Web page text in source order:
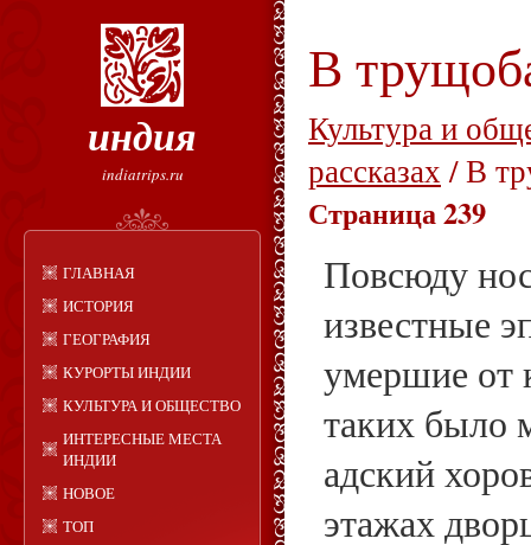
индия
indiatrips.ru
ГЛАВНАЯ
ИСТОРИЯ
ГЕОГРАФИЯ
КУРОРТЫ ИНДИИ
КУЛЬТУРА И ОБЩЕСТВО
ИНТЕРЕСНЫЕ МЕСТА
ИНДИИ
НОВОЕ
ТОП
В
Культура и
рассказах/ В
Страница 239
Повсюду
известные
умершие от
таких было
адский
этажах